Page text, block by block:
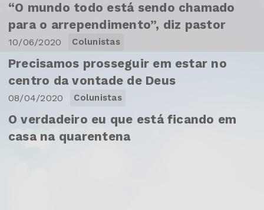
“O mundo todo está sendo chamado
para o arrependimento”, diz pastor
Colunistas
10/06/2020
Precisamos prosseguir em estar no
centro da vontade de Deus
Colunistas
08/04/2020
O verdadeiro eu que está ficando em
casa na quarentena